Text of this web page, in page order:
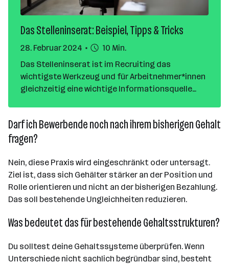
Das Stelleninserat: Beispiel, Tipps & Tricks
28. Februar 2024
10 Min.
Das Stelleninserat ist im Recruiting das
wichtigste Werkzeug und für Arbeitnehmer*innen
gleichzeitig eine wichtige Informationsquelle
sitzen und optimiert sein!
Darf ich Bewerbende noch nach ihrem bisherigen Gehalt
fragen?
Nein, diese Praxis wird eingeschränkt oder untersagt.
Ziel ist, dass sich Gehälter stärker an der Position und
Rolle orientieren und nicht an der bisherigen Bezahlung.
Das soll bestehende Ungleichheiten reduzieren.
Was bedeutet das für bestehende Gehaltsstrukturen?
Du solltest deine Gehaltssysteme überprüfen. Wenn
Unterschiede nicht sachlich begründbar sind, besteht